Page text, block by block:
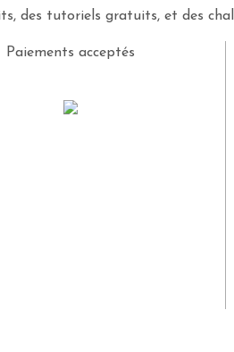
des tutoriels gratuits, et des
Paiements acceptés